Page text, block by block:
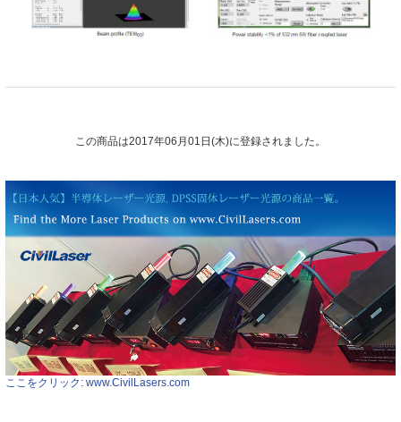
この商品は2017年06月01日(木)に登録されました。
ここをクリック: www.CivilLasers.com